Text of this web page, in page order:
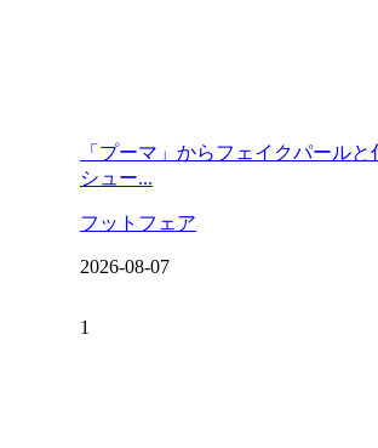
「プーマ」からフェイクパール
シュー...
フットフェア
2026-08-07